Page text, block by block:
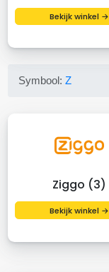
Bekijk winkel →
Symbool:Z
Ziggo (3)
Bekijk winkel →